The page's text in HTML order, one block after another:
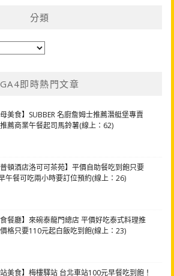
分類
GA4即時熱門文章
母美食】SUBBER 名廚詹姆士推薦潛艇堡專賣
薦商業午餐起司馬鈴薯(線上：62)
普頓酒店洛可可茶苑】平價自助餐吃到飽只要
午餐可吃兩小時要訂位預約(線上：26)
食餐廳】來碗泰龍門總店 平價好吃泰式料理推
格只要110元起白飯吃到飽(線上：23)
站美食】梅樓驛站 台北車站100元早餐吃到飽！